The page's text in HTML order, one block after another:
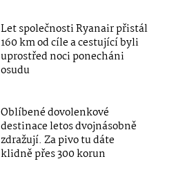
Let společnosti Ryanair přistál
160 km od cíle a cestující byli
uprostřed noci ponecháni
osudu
Oblíbené dovolenkové
destinace letos dvojnásobně
zdražují. Za pivo tu dáte
klidně přes 300 korun